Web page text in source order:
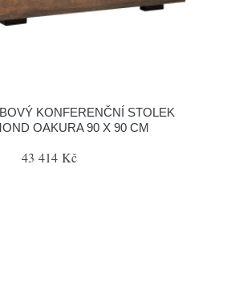
KONFERENČNÍ STOLEK
OAKURA 90 X 90 CM
43 414 Kč